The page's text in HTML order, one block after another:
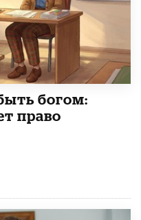
богом:
право